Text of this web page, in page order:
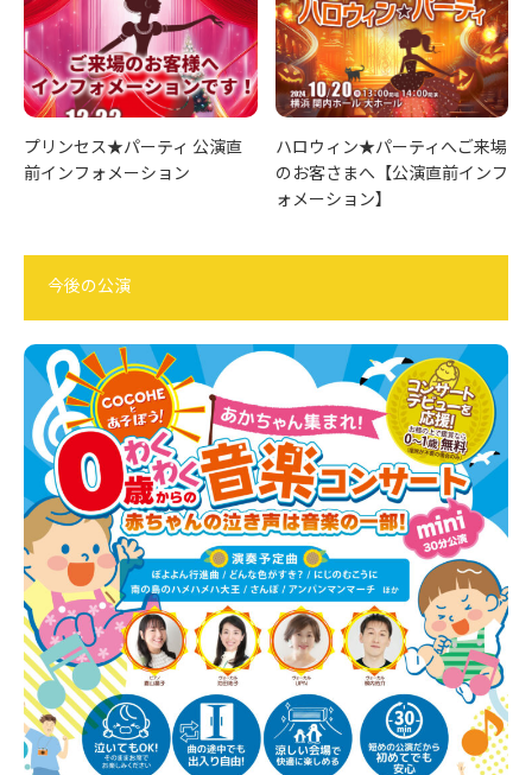
プリンセス★パーティ 公演直
前インフォメーション
ハロウィン★パーティへご来場
のお客さまへ【公演直前インフ
ォメーション】
今後の公演